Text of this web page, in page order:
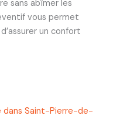
sans abîmer les
vous permet
un confort
dans Saint-Pierre-de-